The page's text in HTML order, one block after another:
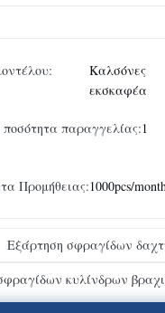
Καλσόνες
εκσκαφέα
παραγγελίας:1
Προμήθειας:1000pcs/
Εξάρτηση σφραγίδων
κυλίνδρων